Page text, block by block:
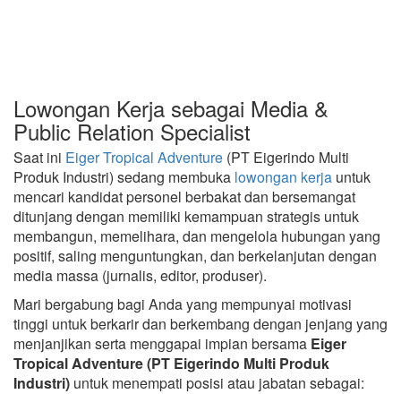
Lowongan Kerja sebagai Media &
Public Relation Specialist
Saat ini Eiger Tropical Adventure (PT Eigerindo Multi
Produk Industri) sedang membuka lowongan kerja untuk
mencari kandidat personel berbakat dan bersemangat
ditunjang dengan memiliki kemampuan strategis untuk
membangun, memelihara, dan mengelola hubungan yang
positif, saling menguntungkan, dan berkelanjutan dengan
media massa (jurnalis, editor, produser).
Mari bergabung bagi Anda yang mempunyai motivasi
tinggi untuk berkarir dan berkembang dengan jenjang yang
menjanjikan serta menggapai impian bersama Eiger
Tropical Adventure (PT Eigerindo Multi Produk
Industri) untuk menempati posisi atau jabatan sebagai: